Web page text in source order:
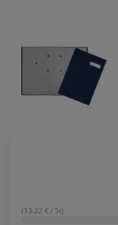
(13.22 € / St)